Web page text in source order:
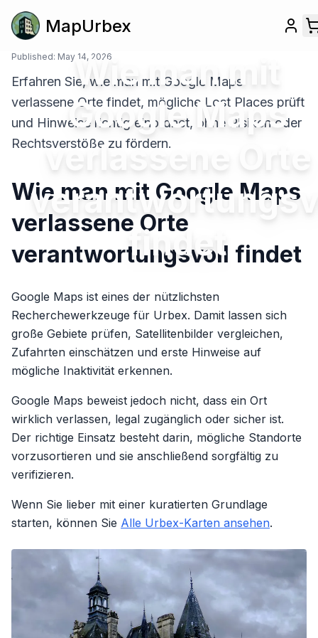
MapUrbex
Wie man mit
Google Maps
verlassene Orte
findet
Published: May 14, 2026
Erfahren Sie, wie man mit Google Maps
verlassene Orte findet, mögliche Lost Places prüft
und Hinweise richtig einordnet, ohne Risiken oder
Rechtsverstöße zu fördern.
Wie man mit Google Maps
verlassene Orte
verantwortungsvoll findet
Google Maps ist eines der nützlichsten
Recherchewerkzeuge für Urbex. Damit lassen sich
große Gebiete prüfen, Satellitenbilder vergleichen,
Zufahrten einschätzen und erste Hinweise auf
mögliche Inaktivität erkennen.
Google Maps beweist jedoch nicht, dass ein Ort
wirklich verlassen, legal zugänglich oder sicher ist.
Der richtige Einsatz besteht darin, mögliche Standorte
vorzusortieren und sie anschließend sorgfältig zu
verifizieren.
Wenn Sie lieber mit einer kuratierten Grundlage
starten, können Sie Alle Urbex-Karten ansehen.